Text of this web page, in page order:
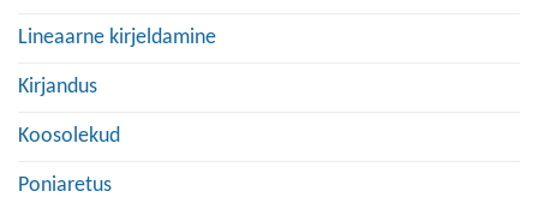
Lineaarne kirjeldamine
Kirjandus
Koosolekud
Poniaretus